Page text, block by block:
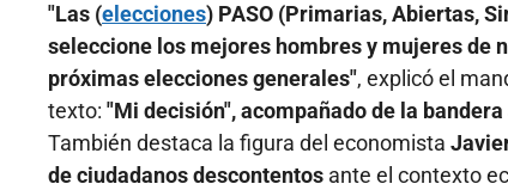
"Las (elecciones) PASO (Primarias, Abiertas,
seleccione los mejores hombres y mujeres de
próximas elecciones generales", explicó el
texto: "Mi decisión", acompañado de la
También destaca la figura del economista
de ciudadanos descontentos ante el contexto